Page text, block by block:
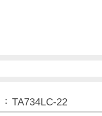
TA734LC-22